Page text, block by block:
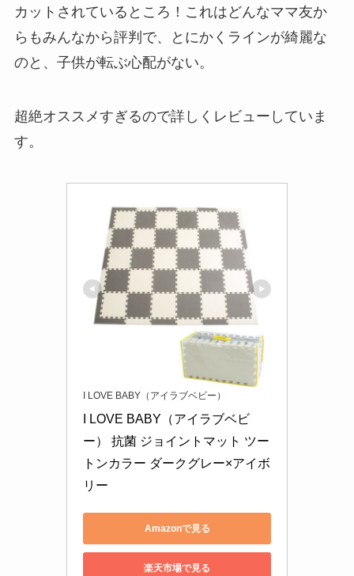
カットされているところ！これはどんなママ友か
らもみんなから評判で、とにかくラインが綺麗な
のと、子供が転ぶ心配がない。
超絶オススメすぎるので詳しくレビューしていま
す。
I LOVE BABY（アイラブベビー）
I LOVE BABY（アイラブベビ
ー） 抗菌 ジョイントマット ツー
トンカラー ダークグレー×アイボ
リー
Amazonで見る
楽天市場で見る